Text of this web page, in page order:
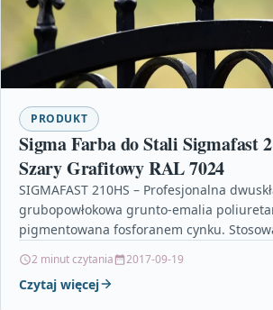
PRODUKT
Sigma Farba do Stali Sigmafast
Szary Grafitowy RAL 7024
SIGMAFAST 210HS – Profesjonalna
grubopowłokowa grunto-emalia
pigmentowana fosforanem cynku.
bram, ogrodzeń, dachów czy…
2 minut czytania 2017-09-19
Czytaj więcej